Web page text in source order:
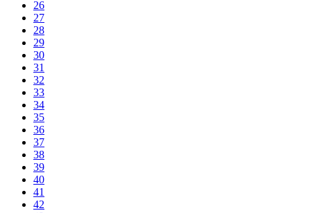
26
27
28
29
30
31
32
33
34
35
36
37
38
39
40
41
42